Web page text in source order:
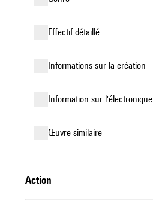
effectif détaillé
informations sur la création
Information sur l'électronique
œuvre similaire
action